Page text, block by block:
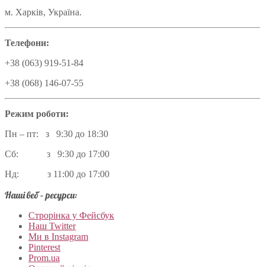
м. Харків, Україна.
Телефони:
+38 (063) 919-51-84
+38 (068) 146-07-55
Режим роботи:
Пн – пт: з 9:30 до 18:30
Сб: з 9:30 до 17:00
Нд: з 11:00 до 17:00
Наші веб – ресурси:
Строрінка у Фейсбук
Наш Twitter
Ми в Instagram
Pinterest
Prom.ua